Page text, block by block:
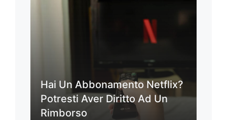
Hai Un Abbonamento Netflix?
Potresti Aver Diritto Ad Un
Rimborso